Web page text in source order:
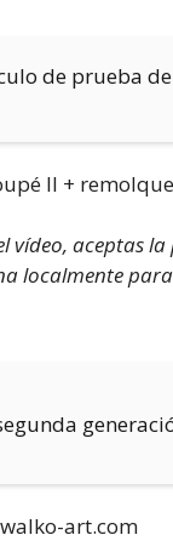
de prueba
II +
vídeo, aceptas
localmente
art.com